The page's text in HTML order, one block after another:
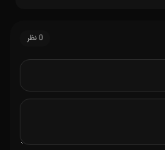
0 نظر